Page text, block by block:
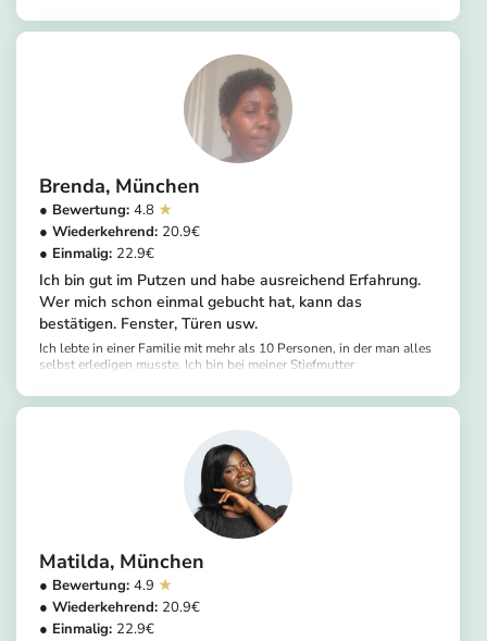
Beste von mir ! Ich freue mich darauf, Sie zu bedienen
Brenda München
4.8
20.9
22.9
Ich bin gut im Putzen und habe ausreichend Erfahrung.
Wer mich schon einmal gebucht hat, kann das
bestätigen. Fenster, Türen usw.
Ich lebte in einer Familie mit mehr als 10 Personen, in der man alles
selbst erledigen musste. Ich bin bei meiner Stiefmutter
auf Sauberkeit zu achten und so weiter.
Matilda München
4.9
20.9
22.9